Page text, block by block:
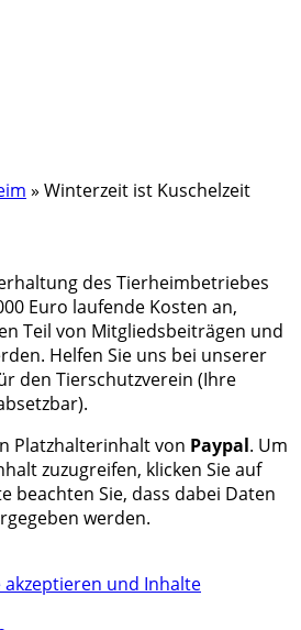
» Winterzeit ist Kuschelzeit
des Tierheimbetriebes
Euro laufende Kosten an,
Teil von Mitgliedsbeiträgen und
Helfen Sie uns bei unserer
den Tierschutzverein (Ihre
Platzhalterinhalt von Paypal. Um
zuzugreifen, klicken Sie auf
beachten Sie, dass dabei Daten
werden.
und Inhalte